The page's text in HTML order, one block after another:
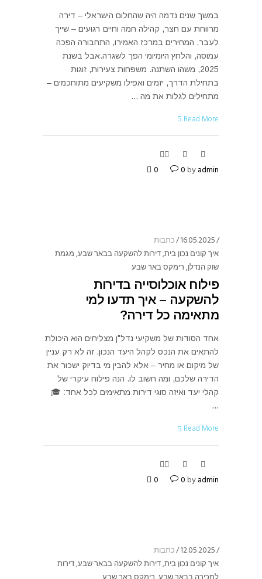
במשך שנים נדמה היה שהחלום הישראלי – דירה
מרווחת עם חצר, קהילה חמה וחיים רגועים – שייך
לעבר. המחירים במרכז האמירו, התחבורה הפכה
עמוסה, והלחץ היומיומי הפך לשגרה.אבל בשנת
2025, משהו השתנה. משפחות צעירות, זוגות
בתחילת הדרך, יזמים ואפילו משקיעים מתוחכמים –
מתחילים לגלות את מה
Read More
byadmin
0
0
16.05.2025 כתבות
איך קונים נכון בית,דירות להשקעה בבאר שבע,מגמת
שוק הנדלן,רימקס באר שבע
פילוח אוכלוסייה בדירות
להשקעה – איך תדעו למי
מתאימה כל דירה?
אחד הסודות של משקיעי נדל"ן מצליחים הוא היכולת
להתאים את הנכס לקהל היעד הנכון. זה לא רק עניין
של מיקום או מחיר – אלא להבין מי בדיוק ישכור את
הדירה שלכם, ומה חשוב לו. הנה פילוח עיקרי של
קהלי יעד ואיזה סוגי דירות מתאימים לכל אחד: 🎓
Read More
byadmin
0
0
12.05.2025 כתבות
איך קונים נכון בית,דירות להשקעה בבאר שבע,דירות